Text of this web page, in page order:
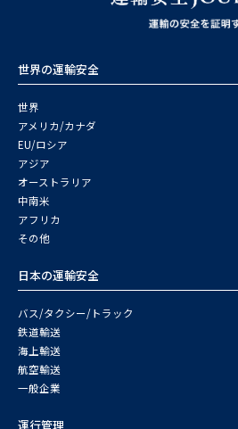
世界の運輸安全
世界
アメリカ/カナダ
EU/ロシア
アジア
オーストラリア
中南米
アフリカ
その他
日本の運輸安全
バス/タクシー/トラック
鉄道輸送
海上輸送
航空輸送
一般企業
運行管理